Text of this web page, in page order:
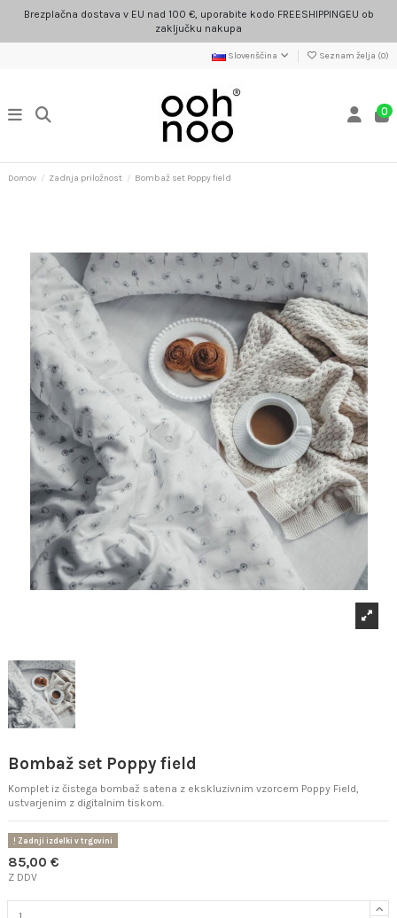
Brezplačna dostava v EU nad 100 €, uporabite kodo FREESHIPPINGEU ob
zaključku nakupa
Slovenščina Seznam želja (0)
0
Domov Zadnja priložnost Bombaž set Poppy field
Bombaž set Poppy field
Komplet iz čistega bombaž satena z ekskluzivnim vzorcem Poppy Field,
ustvarjenim z digitalnim tiskom.
Zadnji izdelki v trgovini
85,00 €
Z DDV